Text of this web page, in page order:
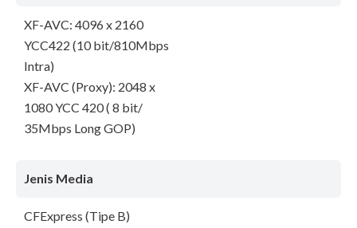
XF-AVC: 4096 x 2160
YCC422 (10 bit/810Mbps
Intra)
XF-AVC (Proxy): 2048 x
1080 YCC 420 ( 8 bit/
35Mbps Long GOP)
Jenis Media
CFExpress (Tipe B)